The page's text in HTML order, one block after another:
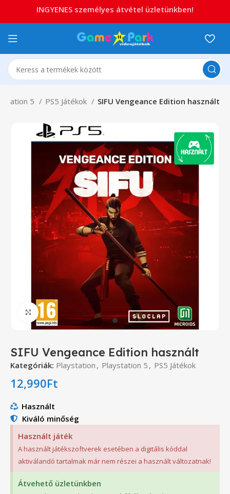
5 PS5 Játékok SIFU Vengeance Edition használt
Click to enlarge
SIFU Vengeance Edition használt
Kategóriák: Playstation , Playstation 5 , PS5 Játékok
12,990Ft
Használt
Kiváló minőség
Használt játék
A használt játékszoftverek esetében a digitális kóddal
aktiválandó tartalmak már nem részei a használt változatnak!
Átvehető üzletünkben
INGYENES személyes átvétel üzletünkben!